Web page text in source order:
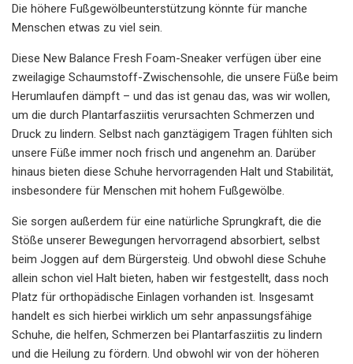
Die höhere Fußgewölbeunterstützung könnte für manche
Menschen etwas zu viel sein.
Diese New Balance Fresh Foam-Sneaker verfügen über eine
zweilagige Schaumstoff-Zwischensohle, die unsere Füße beim
Herumlaufen dämpft – und das ist genau das, was wir wollen,
um die durch Plantarfasziitis verursachten Schmerzen und
Druck zu lindern. Selbst nach ganztägigem Tragen fühlten sich
unsere Füße immer noch frisch und angenehm an. Darüber
hinaus bieten diese Schuhe hervorragenden Halt und Stabilität,
insbesondere für Menschen mit hohem Fußgewölbe.
Sie sorgen außerdem für eine natürliche Sprungkraft, die die
Stöße unserer Bewegungen hervorragend absorbiert, selbst
beim Joggen auf dem Bürgersteig. Und obwohl diese Schuhe
allein schon viel Halt bieten, haben wir festgestellt, dass noch
Platz für orthopädische Einlagen vorhanden ist. Insgesamt
handelt es sich hierbei wirklich um sehr anpassungsfähige
Schuhe, die helfen, Schmerzen bei Plantarfasziitis zu lindern
und die Heilung zu fördern. Und obwohl wir von der höheren